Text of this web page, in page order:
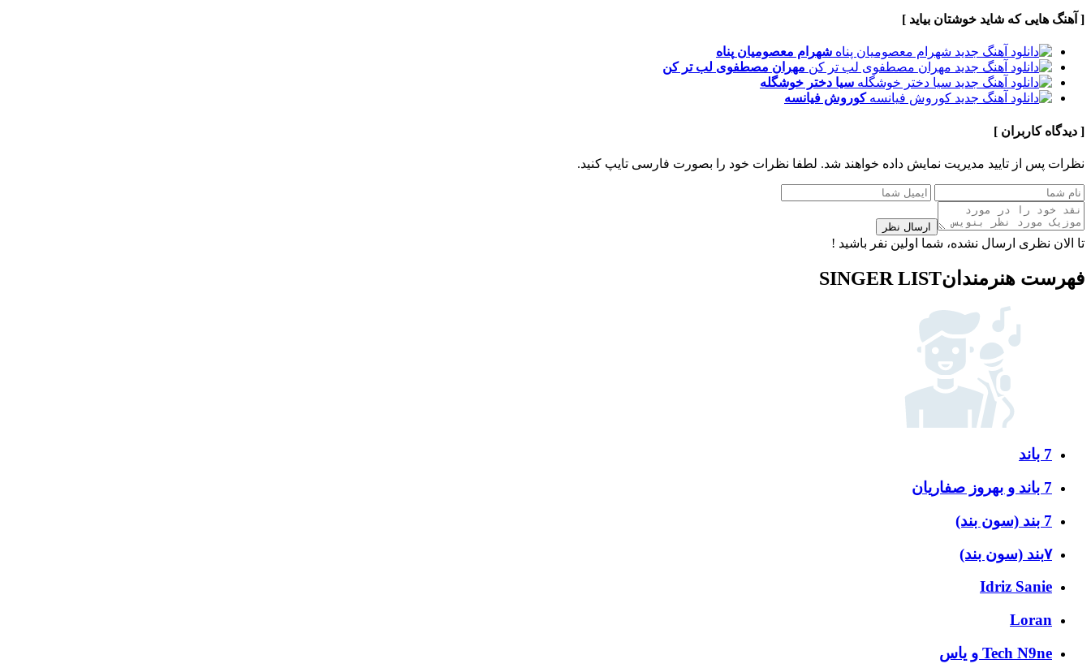
[ آهنگ هایی که شاید خوشتان بیاید ]
شهرام معصومیان پناه
مهران مصطفوی لب تر کن
سیا دختر خوشگله
کوروش فیانسه
[ دیدگاه کاربران ]
نظرات پس از تایید مدیریت نمایش داده خواهند شد. لطفا نظرات خود را بصورت فارسی تایپ کنید.
ارسال نظر
تا الان نظری ارسال نشده، شما اولین نفر باشید !
فهرست هنرمندانSINGER LIST
7 باند
7 باند و بهروز صفاریان
7 بند (سون بند)
۷بند (سون بند)
Idriz Sanie
Loran
Tech N9ne و یاس